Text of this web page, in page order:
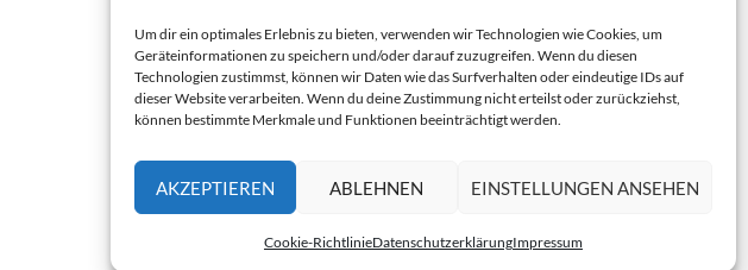
Um dir ein optimales Erlebnis zu bieten, verwenden wir Technologien wie Cookies, um
Geräteinformationen zu speichern und/oder darauf zuzugreifen. Wenn du diesen
Technologien zustimmst, können wir Daten wie das Surfverhalten oder eindeutige IDs auf
dieser Website verarbeiten. Wenn du deine Zustimmung nicht erteilst oder zurückziehst,
können bestimmte Merkmale und Funktionen beeinträchtigt werden.
AKZEPTIEREN ABLEHNEN EINSTELLUNGEN ANSEHEN
Cookie-RichtlinieDatenschutzerklärungImpressum